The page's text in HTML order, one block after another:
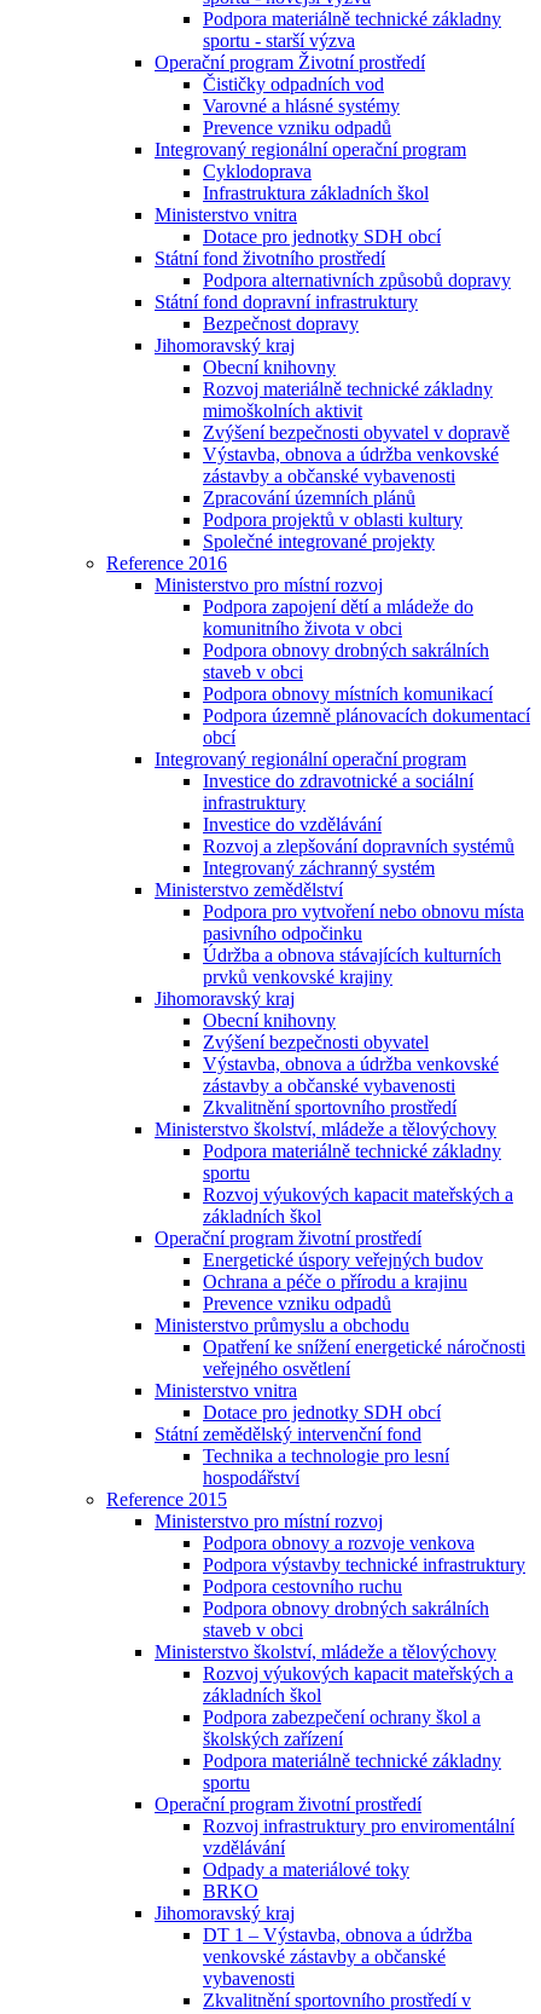
Podpora materiálně technické základny
sportu - starší výzva
Operační program Životní prostředí
Čističky odpadních vod
Varovné a hlásné systémy
Prevence vzniku odpadů
Integrovaný regionální operační program
Cyklodoprava
Infrastruktura základních škol
Ministerstvo vnitra
Dotace pro jednotky SDH obcí
Státní fond životního prostředí
Podpora alternativních způsobů dopravy
Státní fond dopravní infrastruktury
Bezpečnost dopravy
Jihomoravský kraj
Obecní knihovny
Rozvoj materiálně technické základny
mimoškolních aktivit
Zvýšení bezpečnosti obyvatel v dopravě
Výstavba, obnova a údržba venkovské
zástavby a občanské vybavenosti
Zpracování územních plánů
Podpora projektů v oblasti kultury
Společné integrované projekty
Reference 2016
Ministerstvo pro místní rozvoj
Podpora zapojení dětí a mládeže do
komunitního života v obci
Podpora obnovy drobných sakrálních
staveb v obci
Podpora obnovy místních komunikací
Podpora územně plánovacích dokumentací
obcí
Integrovaný regionální operační program
Investice do zdravotnické a sociální
infrastruktury
Investice do vzdělávání
Rozvoj a zlepšování dopravních systémů
Integrovaný záchranný systém
Ministerstvo zemědělství
Podpora pro vytvoření nebo obnovu místa
pasivního odpočinku
Údržba a obnova stávajících kulturních
prvků venkovské krajiny
Jihomoravský kraj
Obecní knihovny
Zvýšení bezpečnosti obyvatel
Výstavba, obnova a údržba venkovské
zástavby a občanské vybavenosti
Zkvalitnění sportovního prostředí
Ministerstvo školství, mládeže a tělovýchovy
Podpora materiálně technické základny
sportu
Rozvoj výukových kapacit mateřských a
základních škol
Operační program životní prostředí
Energetické úspory veřejných budov
Ochrana a péče o přírodu a krajinu
Prevence vzniku odpadů
Ministerstvo průmyslu a obchodu
Opatření ke snížení energetické náročnosti
veřejného osvětlení
Ministerstvo vnitra
Dotace pro jednotky SDH obcí
Státní zemědělský intervenční fond
Technika a technologie pro lesní
hospodářství
Reference 2015
Ministerstvo pro místní rozvoj
Podpora obnovy a rozvoje venkova
Podpora výstavby technické infrastruktury
Podpora cestovního ruchu
Podpora obnovy drobných sakrálních
staveb v obci
Ministerstvo školství, mládeže a tělovýchovy
Rozvoj výukových kapacit mateřských a
základních škol
Podpora zabezpečení ochrany škol a
školských zařízení
Podpora materiálně technické základny
sportu
Operační program životní prostředí
Rozvoj infrastruktury pro enviromentální
vzdělávání
Odpady a materiálové toky
BRKO
Jihomoravský kraj
DT 1 – Výstavba, obnova a údržba
venkovské zástavby a občanské
vybavenosti
Zkvalitnění sportovního prostředí v